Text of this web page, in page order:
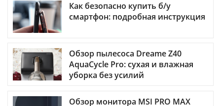
Как безопасно купить б/у
смартфон: подробная инструкция
Обзор пылесоса Dreame Z40
AquaCycle Pro: сухая и влажная
уборка без усилий
Обзор монитора MSI PRO MAX